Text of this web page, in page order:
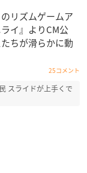
のリズムゲームア
イ』よりCM公
ちが滑らかに動
25コメント
スライドが上手くで